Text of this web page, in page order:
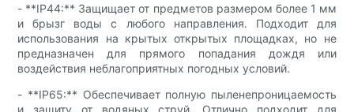
- **IP44:** Защищает от предметов размером более 1 мм
и брызг воды с любого направления. Подходит для
использования на крытых открытых площадках, но не
предназначен для прямого попадания дождя или
воздействия неблагоприятных погодных условий.
- **IP65:** Обеспечивает полную пыленепроницаемость
и защиту от водяных струй. Отлично подходит для